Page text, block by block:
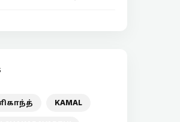
KAMAL